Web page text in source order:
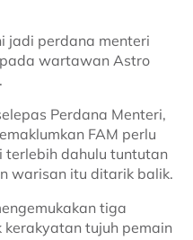
jadi perdana menteri
wartawan Astro
Perdana Menteri,
FAM perlu
terlebih dahulu tuntutan
warisan itu ditarik balik.
tiga
tujuh pemain